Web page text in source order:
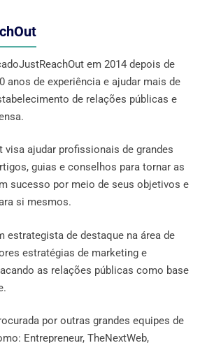
em 2014 depois de
anos de experiência e ajudar mais de
de relações públicas e
visa ajudar profissionais de grandes
guias e conselhos para tornar as
sucesso por meio de seus objetivos e
si mesmos.
estrategista de destaque na área de
estratégias de marketing e
as relações públicas como base
por outras grandes equipes de
Entrepreneur, TheNextWeb,